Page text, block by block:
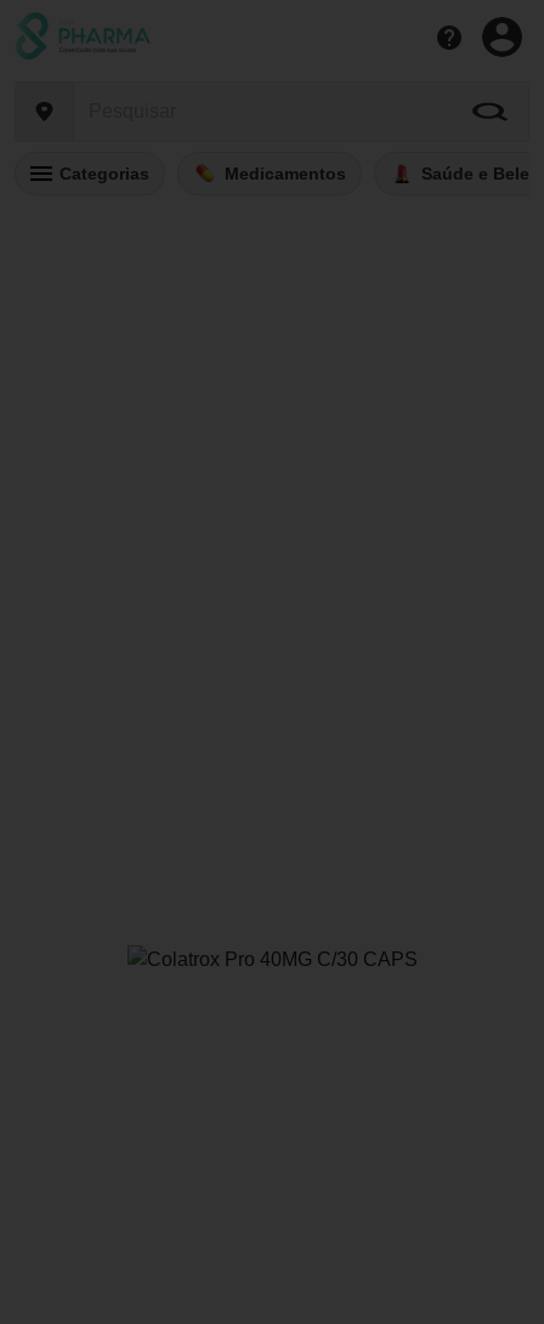
Categorias Medicamentos Saúde e